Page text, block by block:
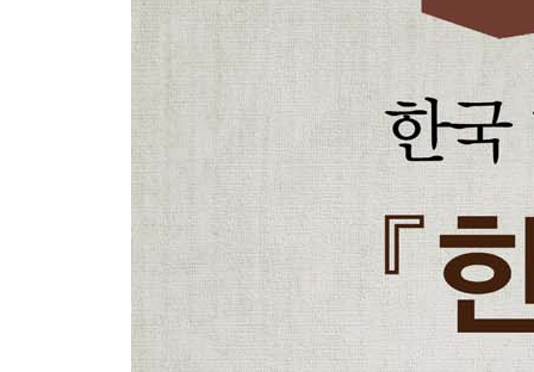
62. 윤동주_ 서시(序詩)
63. 윤동주_ 별 헤는 밤
64. 윤동주_ 참회록(懺悔錄)
65. 윤동주_ 쉽게쓰여진 시(詩)
66. 이용악_ 오랑캐꽃
67. 백석_ 고향
68. 김현승_ 플라타너스
69. 김현승_ 눈물
70. 김현승_ 가을의 기도
71. 김용호_ 주막(酒幕)에서
72. 김용호_ 눈 오는 밤에
73. 김종한_ 낡은우물이 있는 풍경